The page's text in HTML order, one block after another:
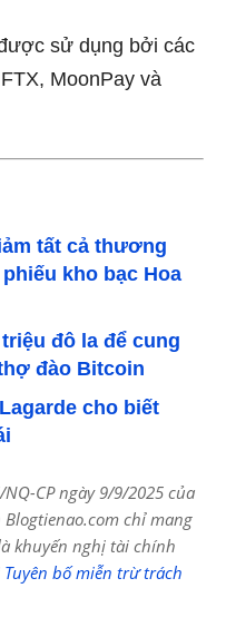
sử dụng bởi các
MoonPay và
tất cả thương
kho bạc Hoa
đô la để cung
đào Bitcoin
cho biết
CP ngày 9/9/2025 của
chỉ mang
khuyến nghị tài chính
Tuyên bố miễn trừ trách